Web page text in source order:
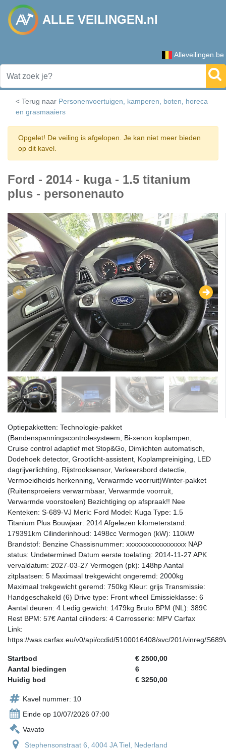
ALLE VEILINGEN.nl
Alleveilingen.be
< Terug naar Personenvoertuigen, kamperen, boten, horeca
en grasmaaiers
Opgelet! De veiling is afgelopen. Je kan niet meer bieden
op dit kavel.
Ford - 2014 - kuga - 1.5 titanium
plus - personenauto
Optiepakketten: Technologie-pakket
(Bandenspanningscontrolesysteem, Bi-xenon koplampen,
Cruise control adaptief met Stop&Go, Dimlichten automatisch,
Dodehoek detector, Grootlicht-assistent, Koplampreiniging, LED
dagrijverlichting, Rijstrooksensor, Verkeersbord detectie,
Vermoeidheids herkenning, Verwarmde voorruit)Winter-pakket
(Ruitensproeiers verwarmbaar, Verwarmde voorruit,
Verwarmde voorstoelen) Bezichtiging op afspraak!! Nee
Kenteken: S-689-VJ Merk: Ford Model: Kuga Type: 1.5
Titanium Plus Bouwjaar: 2014 Afgelezen kilometerstand:
179391km Cilinderinhoud: 1498cc Vermogen (kW): 110kW
Brandstof: Benzine Chassisnummer: xxxxxxxxxxxxxxxxx NAP
status: Undetermined Datum eerste toelating: 2014-11-27 APK
vervaldatum: 2027-03-27 Vermogen (pk): 148hp Aantal
zitplaatsen: 5 Maximaal trekgewicht ongeremd: 2000kg
Maximaal trekgewicht geremd: 750kg Kleur: grijs Transmissie:
Handgeschakeld (6) Drive type: Front wheel Emissieklasse: 6
Aantal deuren: 4 Ledig gewicht: 1479kg Bruto BPM (NL): 389€
Rest BPM: 57€ Aantal cilinders: 4 Carrosserie: MPV Carfax
Link:
https://was.carfax.eu/v0/api/ccdid/5100016408/svc/201/vinreg/
Startbod
€ 2500,00
Aantal biedingen
6
Huidig bod
€ 3250,00
Kavel nummer: 10
Einde op 10/07/2026 07:00
Vavato
Stephensonstraat 6, 4004 JA Tiel, Nederland